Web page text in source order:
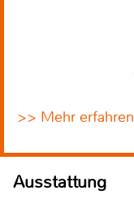
>> Mehr erfahren
Ausstattung